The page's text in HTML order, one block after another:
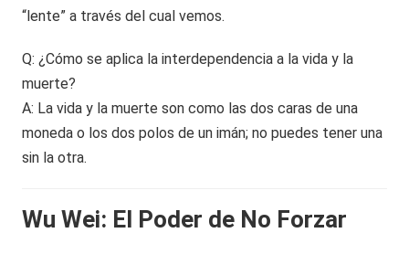
“lente” a través del cual vemos.
Q: ¿Cómo se aplica la interdependencia a la vida y la
muerte?
A: La vida y la muerte son como las dos caras de una
moneda o los dos polos de un imán; no puedes tener una
sin la otra.
Wu Wei: El Poder de No Forzar